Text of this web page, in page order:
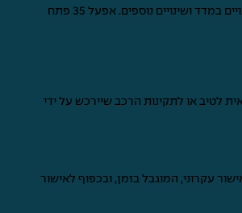
ההערכה כפופה לשינויים במדד ושינויים נוספים. אפעל 35 פתח
לטיב או לתקינות הרכב שיירכש על ידי
עקרוני, המוגבל בזמן, ובכפוף לאישור